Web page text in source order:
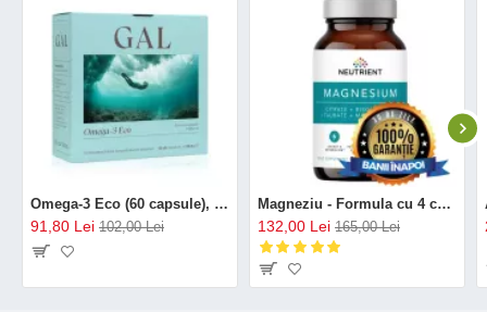
Omega-3 Eco (60 capsule), GAL
91,80 Lei 102,00 Lei
Magneziu - Formula cu 4 chelați (120 capsule), Neutrient
132,00 Lei 165,00 Lei